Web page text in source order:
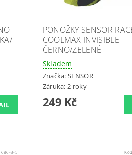
PONOŽKY SENSOR
COOLMAX INVISIBLE
ČERNO/ZELENÉ
Skladem
Značka:SENSOR
Záruka: 2 roky
249 Kč
3-5 Kód: